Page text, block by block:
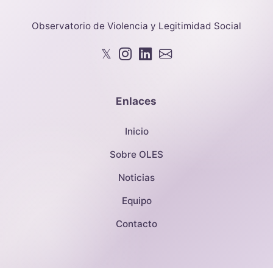
Observatorio de Violencia y Legitimidad Social
𝕏
Enlaces
Inicio
Sobre OLES
Noticias
Equipo
Contacto